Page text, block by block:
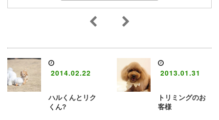
2014.02.22
ハルくんとリク
くん?
2013.01.31
トリミングのお
客様